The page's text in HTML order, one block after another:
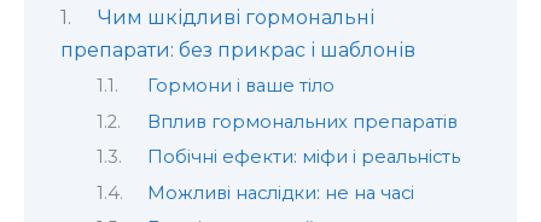
Чим шкідливі гормональні
препарати: без прикрас і шаблонів
Гормони і ваше тіло
Вплив гормональних препаратів
Побічні ефекти: міфи і реальність
Можливі наслідки: не на часі